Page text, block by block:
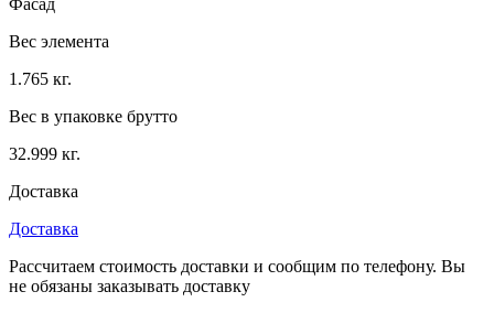
Фасад
Вес элемента
1.765 кг.
Вес в упаковке брутто
32.999 кг.
Доставка
Доставка
Рассчитаем стоимость доставки и сообщим по телефону. Вы
не обязаны заказывать доставку